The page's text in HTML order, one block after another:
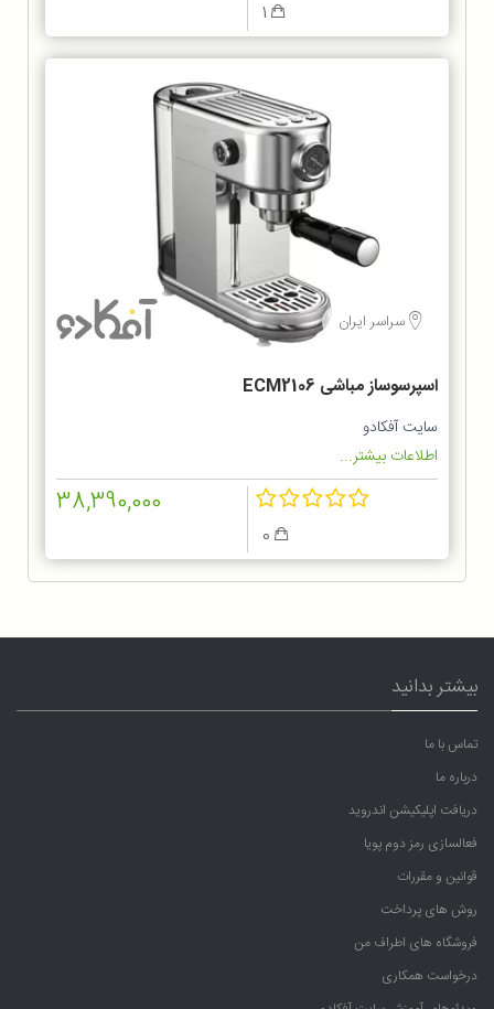
سراسر ایران
اسپرسوساز مباشی ECM2106
سایت آفکادو
اطلاعات بیشتر...
38,390,000
بیشتر بدانید
تماس با ما
درباره ما
دریافت اپلیکیشن اندروید
فعالسازی رمز دوم پویا
قوانین و مقررات
روش های پرداخت
فروشگاه های اطراف من
درخواست همکاری